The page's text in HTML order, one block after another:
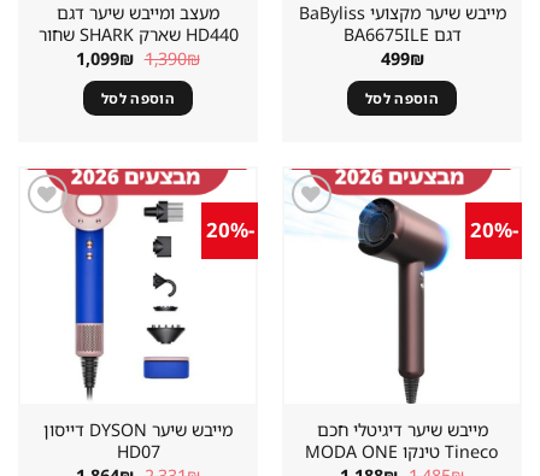
מייבש שיער מקצועי BaByliss
דגם BA6675ILE
499₪
הוספה לסל
מעצב ומייבש שיער דגם
HD440 שארק SHARK שחור
1,390₪ המחיר
המקורי
היה:
1,390₪.
1,099₪ המחיר
הוספה לסל
-20%
שמור
מייבש שיער דיגיטלי חכם
Tineco טינקו MODA ONE
-20%
מייבש שיער DYSON דייסון
HD07